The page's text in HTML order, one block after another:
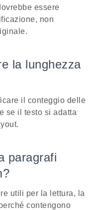
essere
non
la lunghezza
il conteggio delle
se il testo si adatta
paragrafi
utili per la lettura, la
contengono